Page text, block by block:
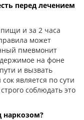
перед лечением
и за 2 часа
может
пмевмонит
на фоне
и вызвать
является по сути
соблюдать это
наркозом?